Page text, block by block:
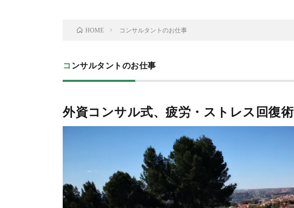
HOME コンサルタントのお仕事
コンサルタントのお仕事
外資コンサル式、疲労・ストレス回復術